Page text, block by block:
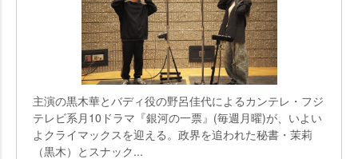
主演の黒木華とバディ役の野呂佳代によるカンテレ・フジ
テレビ系月10ドラマ『銀河の一票』(毎週月曜)が、いよい
よクライマックスを迎える。政界を追われた秘書・茉莉
（黒木）とスナック...